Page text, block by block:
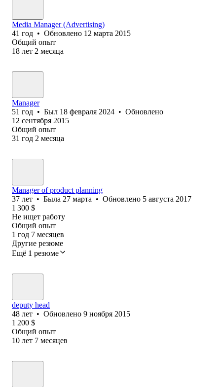
Media Manager (Advertising)
41 год • Обновлено 12 марта 2015
Общий опыт
18 лет 2 месяца
Manager
51 год • Был 18 февраля 2024 • Обновлено
12 сентября 2015
Общий опыт
31 год 2 месяца
Manager of product planning
37 лет • Была 27 марта • Обновлено 5 августа 2017
1 300 $
Не ищет работу
Общий опыт
1 год 7 месяцев
Другие резюме
Ещё 1 резюме
deputy head
48 лет • Обновлено 9 ноября 2015
1 200 $
Общий опыт
10 лет 7 месяцев